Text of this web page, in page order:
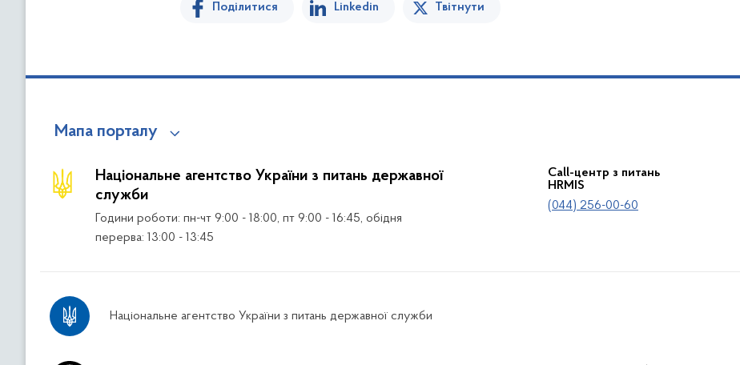
Поділитися Linkedin Твітнути
Мапа порталу
Національне агентство України з питань державної
служби
Години роботи: пн-чт 9:00 - 18:00, пт 9:00 - 16:45, обідня
перерва: 13:00 - 13:45
Call-центр з питань
HRMIS
(044) 256-00-60
Національне агентство України з питань державної служби